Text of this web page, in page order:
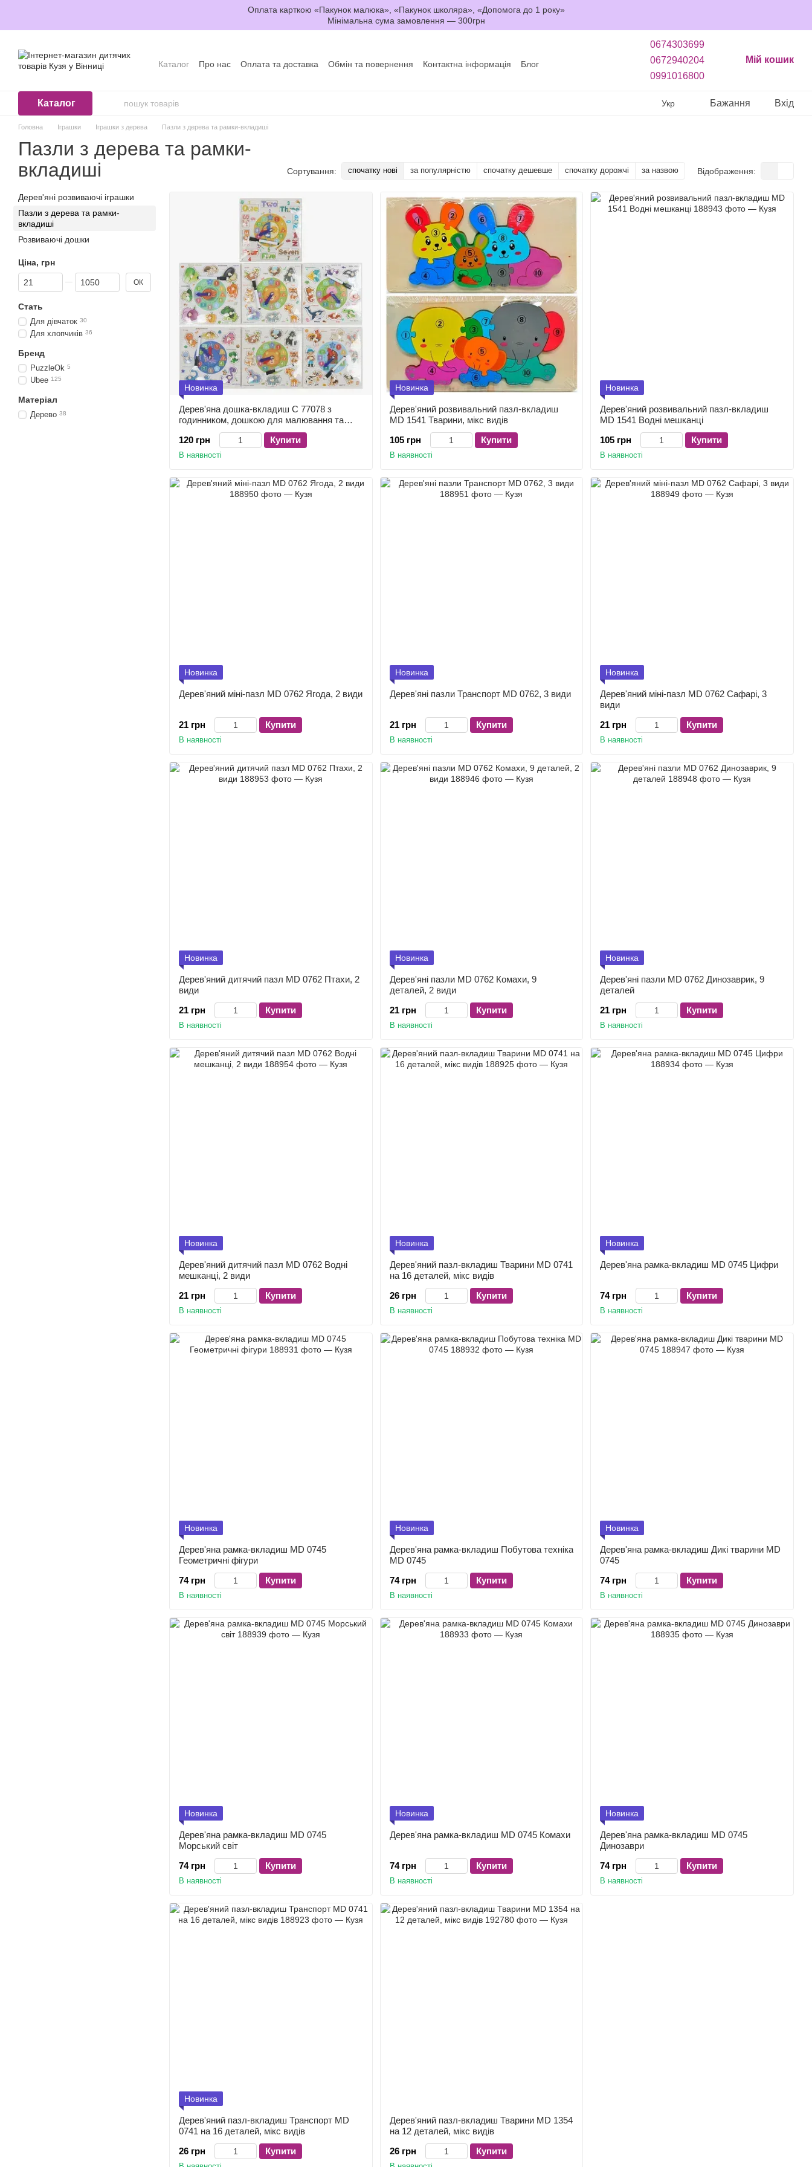
Оплата карткою «Пакунок малюка», «Пакунок школяра», «Допомога до 1 року»
Мінімальна сума замовлення — 300грн
Каталог Про нас Оплата та доставка Обмін та повернення Контактна інформація
Блог
0674303699
0672940204
0991016800
Мій кошик
Каталог Укр Бажання Вхід
Головна Іграшки Іграшки з дерева Пазли з дерева та рамки-вкладиші
Пазли з дерева та рамки-
вкладиші
Сортування: спочатку нові за популярністю спочатку дешевше спочатку дорожчі за назвою Відображення:
Новинка
Дерев'яна дошка-вкладиш C 77078 з
годинником, дошкою для малювання та
маркером, мікс видів
120 грн
Купити
В наявності
Новинка
Дерев'яний розвивальний пазл-вкладиш
MD 1541 Тварини, мікс видів
105 грн
Купити
В наявності
Новинка
Дерев'яний розвивальний пазл-вкладиш
MD 1541 Водні мешканці
105 грн
Купити
В наявності
Новинка
Дерев'яний міні-пазл MD 0762 Ягода, 2 види
21 грн Купити
В наявності
Новинка
Дерев'яні пазли Транспорт MD 0762, 3 види
21 грн Купити
В наявності
Новинка
Дерев'яний міні-пазл MD 0762 Сафарі, 3
види
21 грн
Купити
В наявності
Новинка
Дерев'яний дитячий пазл MD 0762 Птахи, 2
види
21 грн
Купити
В наявності
Новинка
Дерев'яні пазли MD 0762 Комахи, 9
деталей, 2 види
21 грн
Купити
В наявності
Новинка
Дерев'яні пазли MD 0762 Динозаврик, 9
деталей
21 грн
Купити
В наявності
Новинка
Дерев'яний дитячий пазл MD 0762 Водні
мешканці, 2 види
21 грн
Купити
В наявності
Новинка
Дерев'яний пазл-вкладиш Тварини MD 0741
на 16 деталей, мікс видів
26 грн
Купити
В наявності
Новинка
Дерев'яна рамка-вкладиш MD 0745 Цифри
74 грн Купити
В наявності
Новинка
Дерев'яна рамка-вкладиш MD 0745
Геометричні фігури
74 грн
Купити
В наявності
Новинка
Дерев'яна рамка-вкладиш Побутова техніка
MD 0745
74 грн
Купити
В наявності
Новинка
Дерев'яна рамка-вкладиш Дикі тварини MD
0745
74 грн
Купити
В наявності
Новинка
Дерев'яна рамка-вкладиш MD 0745
Морський світ
74 грн
Купити
В наявності
Новинка
Дерев'яна рамка-вкладиш MD 0745 Комахи
74 грн Купити
В наявності
Новинка
Дерев'яна рамка-вкладиш MD 0745
Динозаври
74 грн
Купити
В наявності
Новинка
Дерев'яний пазл-вкладиш Транспорт MD
0741 на 16 деталей, мікс видів
26 грн
Купити
Дерев'яний пазл-вкладиш Тварини MD 1354
на 12 деталей, мікс видів
26 грн
Купити
Дерев'яні розвиваючі іграшки
Пазли з дерева та рамки-
вкладиші
Розвиваючі дошки
Ціна, грн
Від Ціна, грн
До Ціна, грн ОК
Стать
Для дівчаток 30
Для хлопчиків 36
Бренд
PuzzleOk 5
Ubee 125
Матеріал
Дерево 38